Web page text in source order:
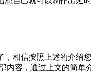
相信按照上述的介
容，通过上文的简